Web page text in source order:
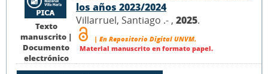
Texto
manuscrito |
Documento
electrónico
los años 2023/2024
Villarruel, Santiago .- , 2025.
| En Repositorio Digital UNVM.
Material manuscrito en formato papel.